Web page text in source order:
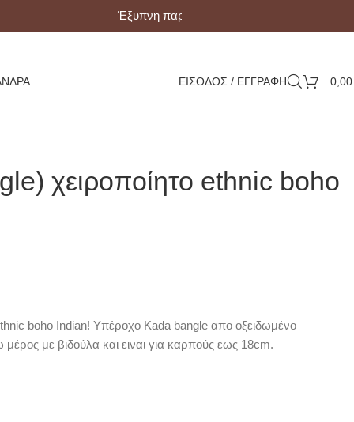
Έξυπνη παραλαβή με Box Now!
ΕΙΣΟΔΟΣ / ΕΓΓΡΑΦΗ
χειροποίητο ethnic boho
boho Indian! Υπέροχο Kada bangle απο οξειδωμένο
με βιδούλα και ειναι για καρπούς εως 18cm.